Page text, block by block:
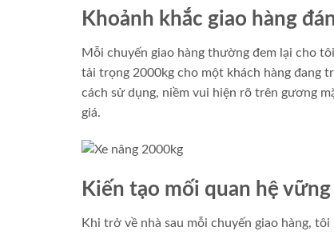
Khoảnh khắc giao hàng
Mỗi chuyến giao hàng thường đem lại cho
tải trọng 2000kg cho một khách hàng đang
cách sử dụng, niềm vui hiện rõ trên gương
giá.
Kiến tạo mối quan hệ
Khi trở về nhà sau mỗi chuyến giao hàng,